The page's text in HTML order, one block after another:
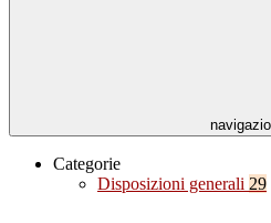
Categorie
Disposizioni generali 29